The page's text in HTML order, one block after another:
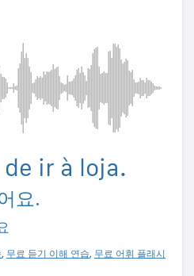
ir à loja.
요.
, 무료 듣기 이해 연습, 무료 어휘 플래시